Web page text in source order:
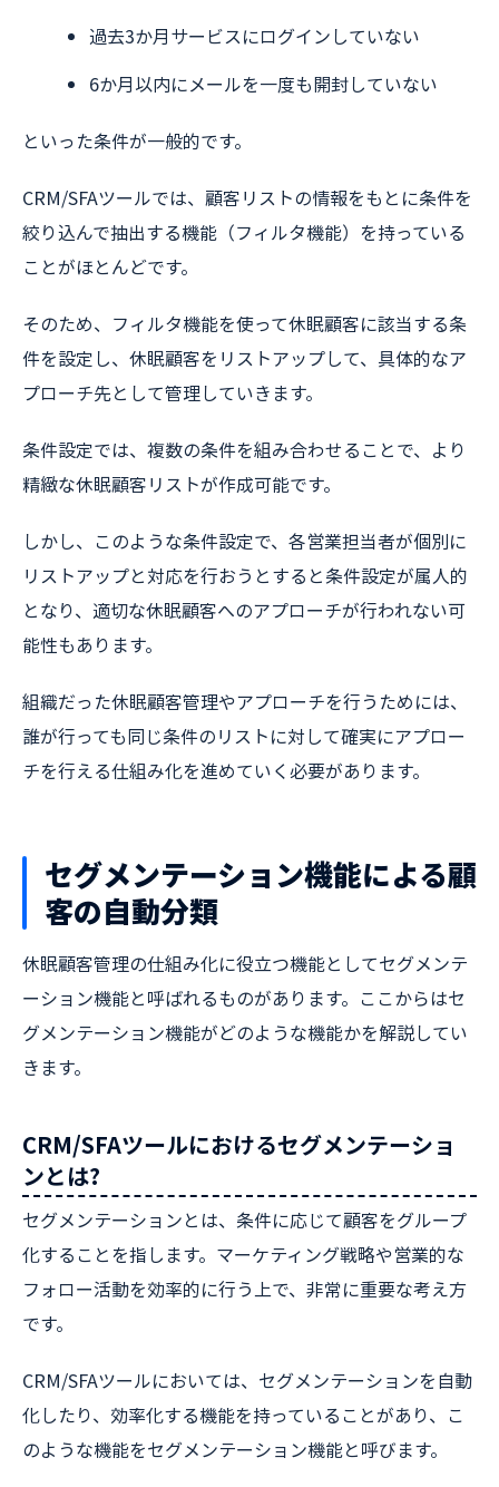
過去3か月サービスにログインしていない
6か月以内にメールを一度も開封していない
といった条件が一般的です。
CRM/SFAツールでは、顧客リストの情報をもとに条件を
絞り込んで抽出する機能（フィルタ機能）を持っている
ことがほとんどです。
そのため、フィルタ機能を使って休眠顧客に該当する条
件を設定し、休眠顧客をリストアップして、具体的なア
プローチ先として管理していきます。
条件設定では、複数の条件を組み合わせることで、より
精緻な休眠顧客リストが作成可能です。
しかし、このような条件設定で、各営業担当者が個別に
リストアップと対応を行おうとすると条件設定が属人的
となり、適切な休眠顧客へのアプローチが行われない可
能性もあります。
組織だった休眠顧客管理やアプローチを行うためには、
誰が行っても同じ条件のリストに対して確実にアプロー
チを行える仕組み化を進めていく必要があります。
セグメンテーション機能による顧
客の自動分類
休眠顧客管理の仕組み化に役立つ機能としてセグメンテ
ーション機能と呼ばれるものがあります。ここからはセ
グメンテーション機能がどのような機能かを解説してい
きます。
CRM/SFAツールにおけるセグメンテーショ
ンとは?
セグメンテーションとは、条件に応じて顧客をグループ
化することを指します。マーケティング戦略や営業的な
フォロー活動を効率的に行う上で、非常に重要な考え方
です。
CRM/SFAツールにおいては、セグメンテーションを自動
化したり、効率化する機能を持っていることがあり、こ
のような機能をセグメンテーション機能と呼びます。